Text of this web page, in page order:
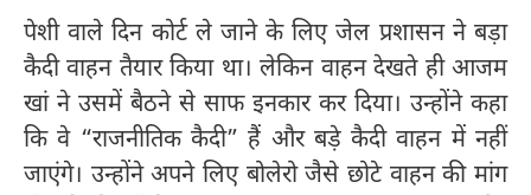
पेशी वाले दिन कोर्ट ले जाने के लिए जेल प्रशासन ने बड़ा
कैदी वाहन तैयार किया था। लेकिन वाहन देखते ही आजम
खां ने उसमें बैठने से साफ इनकार कर दिया। उन्होंने कहा
कि वे “राजनीतिक कैदी” हैं और बड़े कैदी वाहन में नहीं
जाएंगे। उन्होंने अपने लिए बोलेरो जैसे छोटे वाहन की मांग